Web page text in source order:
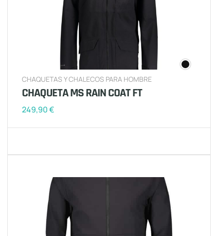
CHAQUETAS Y CHALECOS PARA HOMBRE
CHAQUETA MS RAIN COAT FT
249,90€